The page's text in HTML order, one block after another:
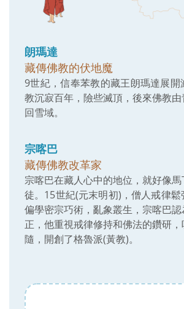
朗瑪達
藏傳佛教的伏地魔
9世紀，信奉苯教的藏王朗瑪達展開
教沉寂百年，險些滅頂，後來佛教
回雪域。
宗喀巴
藏傳佛教改革家
宗喀巴在藏人心中的地位，就好像
徒。15世紀(元末明初)，僧人戒律鬆
偏學密宗巧術，亂象叢生，宗喀巴
正，他重視戒律修持和佛法的鑽研
隨，開創了格魯派(黃教)。